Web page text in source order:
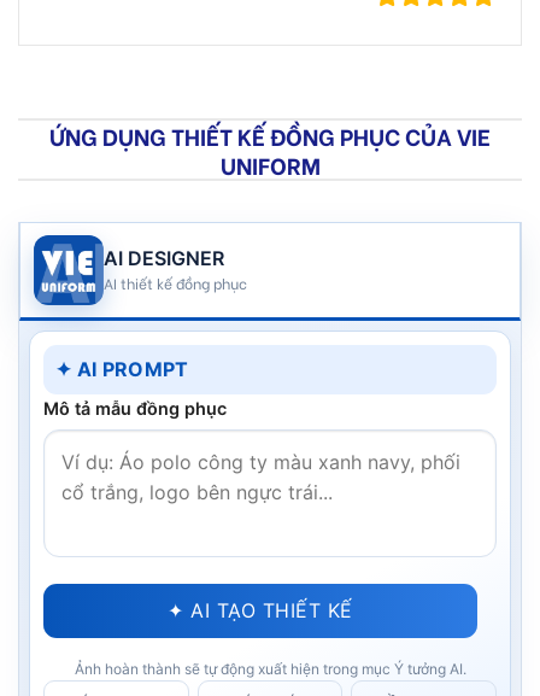
ỨNG DỤNG THIẾT KẾ ĐỒNG PHỤC CỦA VIE
UNIFORM
AI DESIGNER
AI thiết kế đồng phục
✦ AI PROMPT
Mô tả mẫu đồng phục
✦ AI TẠO THIẾT KẾ
Ảnh hoàn thành sẽ tự động xuất hiện trong mục Ý tưởng AI.